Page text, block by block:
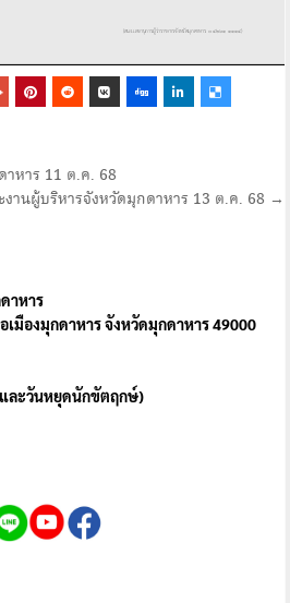
าหาร 11 ต.ค. 68
งานผู้บริหารจังหวัดมุกดาหาร 13 ต.ค. 68 →
าหาร
เมืองมุกดาหาร จังหวัดมุกดาหาร 49000
และวันหยุดนักขัตฤกษ์)